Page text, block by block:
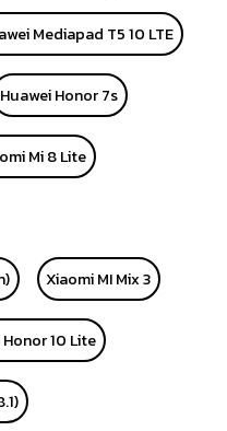
Mediapad T5 10 LTE
Huawei Honor 7s
Mi 8 Lite
Xiaomi MI Mix 3
10 Lite